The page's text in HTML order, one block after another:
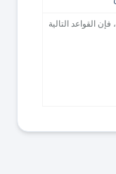
القواعد التالية